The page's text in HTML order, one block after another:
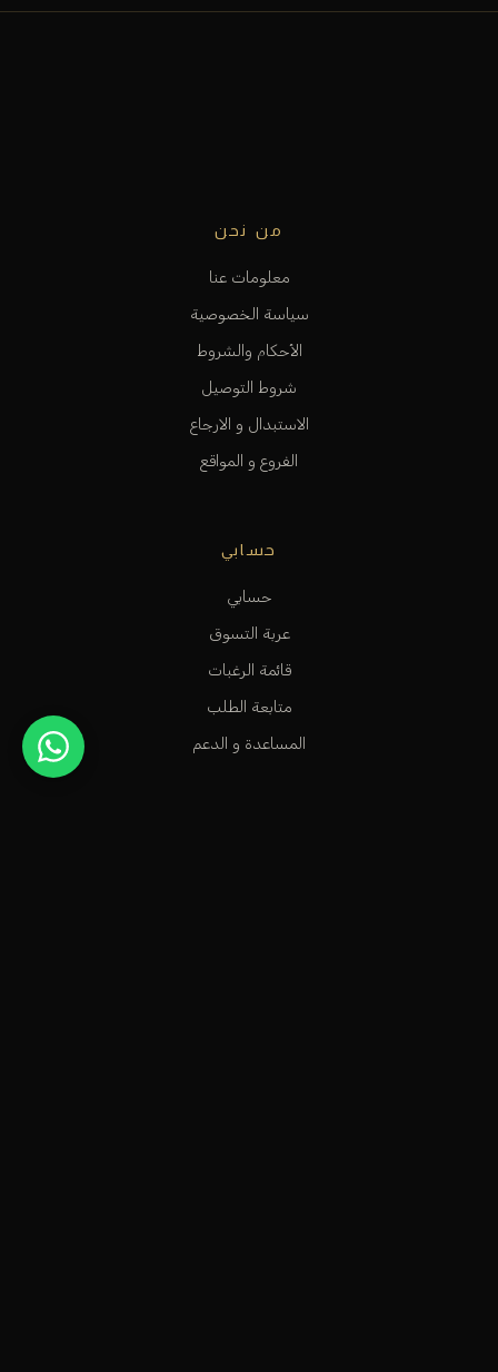
من نحن
معلومات عنا
سياسة الخصوصية
الأحكام والشروط
شروط التوصيل
الاستبدال و الارجاع
الفروع و المواقع
حسابي
حسابي
عربة التسوق
قائمة الرغبات
متابعة الطلب
المساعدة و الدعم